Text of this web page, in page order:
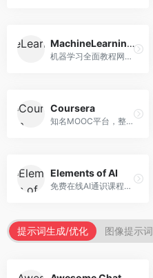
MachineLearningMastery
机器学习全面教程网站，专注于实用技能教学。面向开发者，提供机器学习算法、Python实现、项目实战等教程，实用性强。
Coursera
知名MOOC平台，整合全球顶尖大学课程资源。面向学习者，提供AI、机器学习、深度学习等课程，证书认可度高，课程质量专业。
Elements of AI
免费在线AI通识课程，专注于AI基础知识普及。面向普通大众，提供AI概念、原理、应用等入门知识，语言通俗易懂。
提示词生成/优化 图像提示词